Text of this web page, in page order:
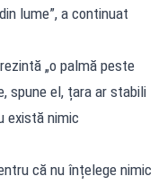
lume”, a continuat
„o palmă peste
spune el, țara ar stabili
există nimic
că nu înțelege nimic